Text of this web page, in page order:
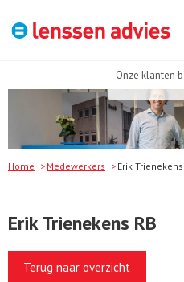
Onze klanten
Home Medewerkers Erik Trienekens
Erik Trienekens RB
Terug naar overzicht